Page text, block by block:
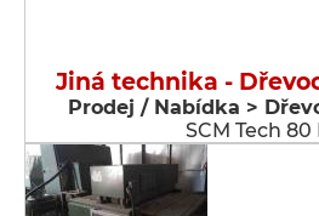
Jiná technika -
Prodej / Nabídka >
SCM Tech 80